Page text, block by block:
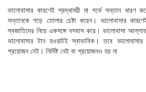
ভালোবাসার কারণেই শ্রদ্ধাময়ী মা গর্ভে সন্তান ধারণ
সন্তানকে গড়ে তোলার চেষ্টা করেন। ভালোবাসার
স্বজাতিদের নিয়ে একসঙ্গে বসবাস করে। ভালোবাসা
ভালোবাসার টান হওয়াটই স্বাভাবিক। তবে
প্রয়োজন নেই। নির্দিষ্ট নেই বা প্রয়োজনও হয় না